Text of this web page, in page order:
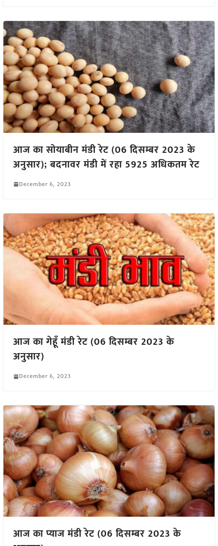
आज का सोयाबीन मंडी रेट (06 दिसम्बर 2023 के
अनुसार); बदनावर मंडी में रहा 5925 अधिकतम रेट
December 6, 2023
आज का गेहूँ मंडी रेट (06 दिसम्बर 2023 के
अनुसार)
December 6, 2023
आज का प्याज मंडी रेट (06 दिसम्बर 2023 के